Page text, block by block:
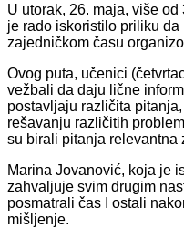
U utorak, 26. maja, više
je rado iskoristilo priliku
zajedničkom času
Ovog puta, učenici
vežbali da daju lične
postavljaju različita
rešavanju različitih
su birali pitanja relevantna
Marina Jovanović, koja je
zahvaljuje svim drugim
posmatrali čas I ostali
mišljenje.